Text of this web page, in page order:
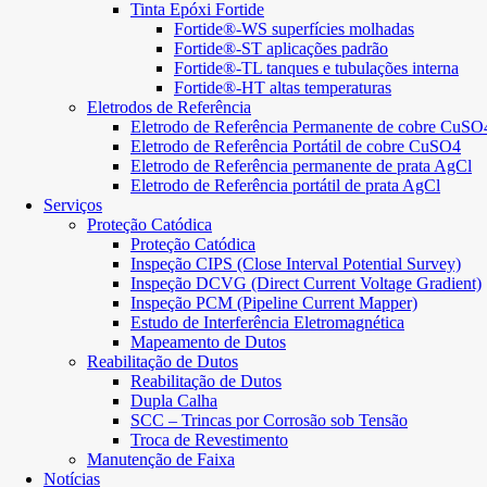
Tinta Epóxi Fortide
Fortide®-WS superfícies molhadas
Fortide®-ST aplicações padrão
Fortide®-TL tanques e tubulações interna
Fortide®-HT altas temperaturas
Eletrodos de Referência
Eletrodo de Referência Permanente de cobre
Eletrodo de Referência Portátil de cobre CuSO4
Eletrodo de Referência permanente de prata AgCl
Eletrodo de Referência portátil de prata AgCl
Serviços
Proteção Catódica
Proteção Catódica
Inspeção CIPS (Close Interval Potential Survey)
Inspeção DCVG (Direct Current Voltage Gradient)
Inspeção PCM (Pipeline Current Mapper)
Estudo de Interferência Eletromagnética
Mapeamento de Dutos
Reabilitação de Dutos
Reabilitação de Dutos
Dupla Calha
SCC – Trincas por Corrosão sob Tensão
Troca de Revestimento
Manutenção de Faixa
Notícias